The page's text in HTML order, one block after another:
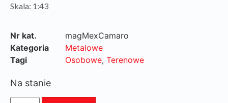
Skala: 1:43
Nr kat.
magMexCamaro
Kategoria
Metalowe
Tagi
Osobowe, Terenowe
Na stanie